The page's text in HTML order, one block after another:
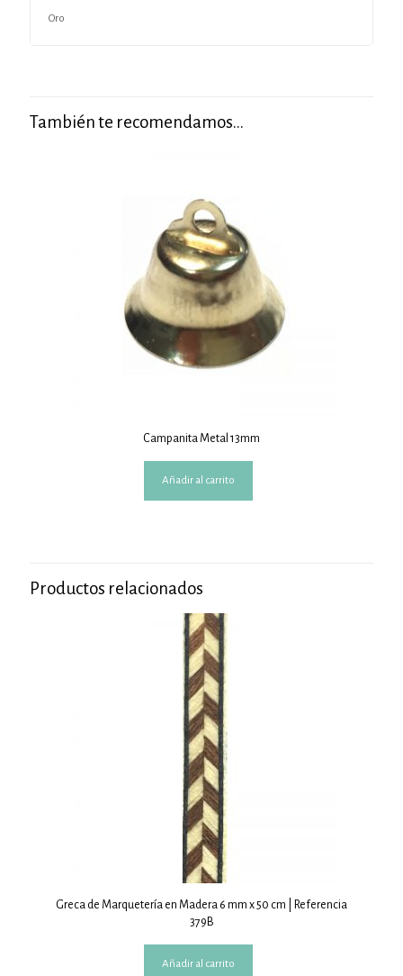
Oro
También te recomendamos…
Campanita Metal 13mm
Añadir al carrito
Productos relacionados
Greca de Marquetería en Madera 6 mm x 50 cm | Referencia
379B
Añadir al carrito